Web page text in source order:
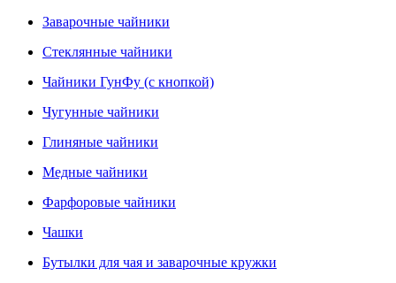
Заварочные чайники
Стеклянные чайники
Чайники ГунФу (с кнопкой)
Чугунные чайники
Глиняные чайники
Медные чайники
Фарфоровые чайники
Чашки
Бутылки для чая и заварочные кружки